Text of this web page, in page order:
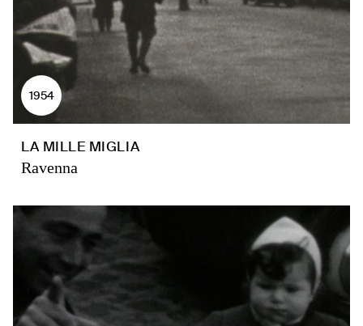
1954
LA MILLE MIGLIA
Ravenna